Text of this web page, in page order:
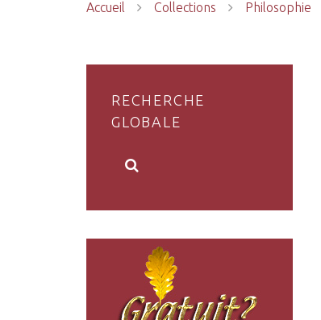
Accueil Collections Philosophie
RECHERCHE
GLOBALE